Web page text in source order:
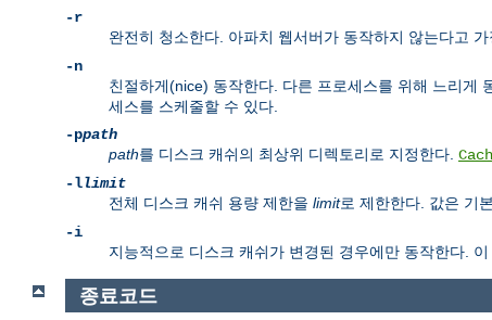
-r
완전히 청소한다. 아파치 웹서버가 동작하지 않는다고
-n
친절하게(nice) 동작한다. 다른 프로세스를 위해 느리게
세스를 스케줄할 수 있다.
-ppath
path를 디스크 캐쉬의 최상위 디렉토리로 지정한다.
-llimit
전체 디스크 캐쉬 용량 제한을 limit로 제한한다. 값은 기
-i
지능적으로 디스크 캐쉬가 변경된 경우에만 동작한다. 이
종료코드